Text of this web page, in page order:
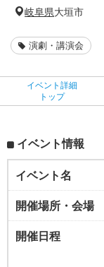
岐阜県大垣市
演劇・講演会
イベント詳細
トップ
イベント情報
イベント名
開催場所・会場
開催日程